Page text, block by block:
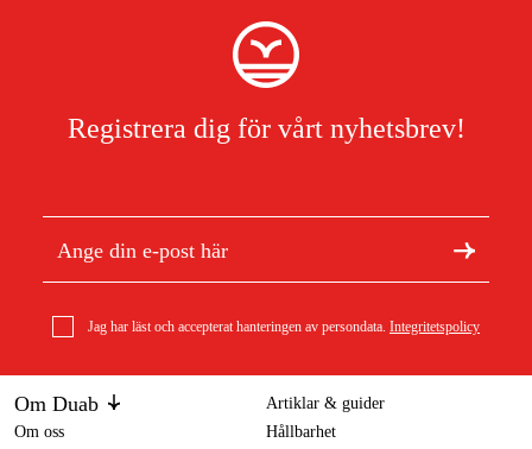
Registrera dig för vårt nyhetsbrev!
Jag har läst och accepterat hanteringen av persondata. Integritetspolicy
Om Duab
Om oss
Artiklar & guider
Hållbarhet